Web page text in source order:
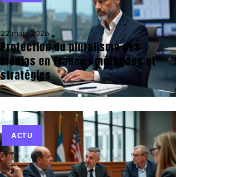
22 mars 2026
Protection du pluralisme des
médias en France : méthodes et
stratégies
ACTU